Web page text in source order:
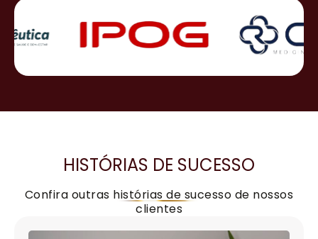
HISTÓRIAS DE SUCESSO
Confira outras histórias de sucesso de nossos
clientes